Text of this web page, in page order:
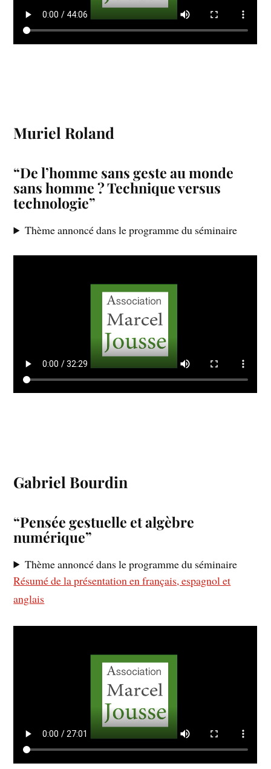
Muriel Roland
“De l’homme sans geste au monde
sans homme ? Technique versus
technologie”
Thème annoncé dans le programme du séminaire
Gabriel Bourdin
“Pensée gestuelle et algèbre
numérique”
Thème annoncé dans le programme du séminaire
Résumé de la présentation en français, espagnol et
anglais